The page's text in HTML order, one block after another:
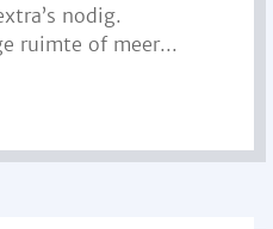
nodig.
ruimte of meer...